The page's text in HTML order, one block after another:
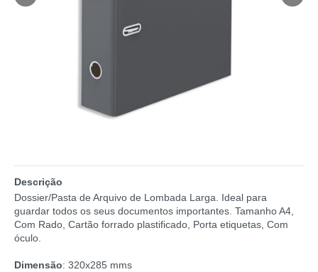
Descrição
Dossier/Pasta de Arquivo de Lombada Larga. Ideal para
guardar todos os seus documentos importantes. Tamanho A4,
Com Rado, Cartão forrado plastificado, Porta etiquetas, Com
óculo.
Dimensão: 320x285 mms